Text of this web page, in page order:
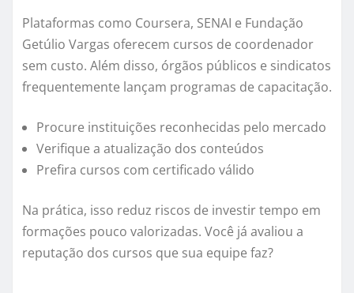
Plataformas como Coursera, SENAI e Fundação
Getúlio Vargas oferecem cursos de coordenador
sem custo. Além disso, órgãos públicos e sindicatos
frequentemente lançam programas de capacitação.
Procure instituições reconhecidas pelo mercado
Verifique a atualização dos conteúdos
Prefira cursos com certificado válido
Na prática, isso reduz riscos de investir tempo em
formações pouco valorizadas. Você já avaliou a
reputação dos cursos que sua equipe faz?